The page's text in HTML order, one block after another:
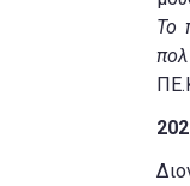
Το